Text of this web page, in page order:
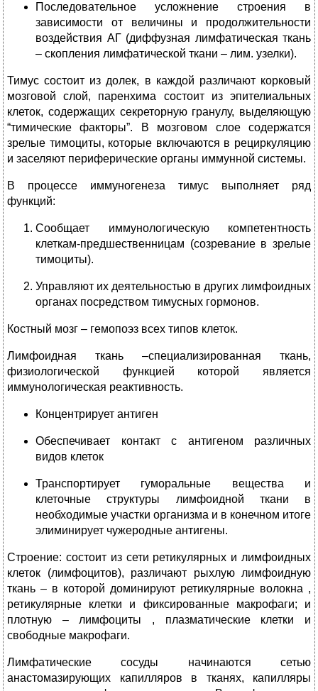
Последовательное усложнение строения в
зависимости от величины и продолжительности
воздействия АГ (диффузная лимфатическая ткань
– скопления лимфатической ткани – лим. узелки).
Тимус состоит из долек, в каждой различают корковый
мозговой слой, паренхима состоит из эпителиальных
клеток, содержащих секреторную гранулу, выделяющую
“тимические факторы”. В мозговом слое содержатся
зрелые тимоциты, которые включаются в рециркуляцию
и заселяют периферические органы иммунной системы.
В процессе иммуногенеза тимус выполняет ряд
функций:
Сообщает иммунологическую компетентность
клеткам-предшественницам (созревание в зрелые
тимоциты).
Управляют их деятельностью в других лимфоидных
органах посредством тимусных гормонов.
Костный мозг – гемопоэз всех типов клеток.
Лимфоидная ткань –специализированная ткань,
физиологической функцией которой является
иммунологическая реактивность.
Концентрирует антиген
Обеспечивает контакт с антигеном различных
видов клеток
Транспортирует гуморальные вещества и
клеточные структуры лимфоидной ткани в
необходимые участки организма и в конечном итоге
элиминирует чужеродные антигены.
Строение: состоит из сети ретикулярных и лимфоидных
клеток (лимфоцитов), различают рыхлую лимфоидную
ткань – в которой доминируют ретикулярные волокна ,
ретикулярные клетки и фиксированные макрофаги; и
плотную – лимфоциты , плазматические клетки и
свободные макрофаги.
Лимфатические сосуды начинаются сетью
анастомазирующих капилляров в тканях, капилляры